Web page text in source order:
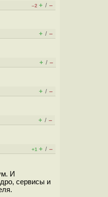
–2 + / –
+ / –
+ / –
+ / –
+ / –
+1 + / –
И
сервисы и